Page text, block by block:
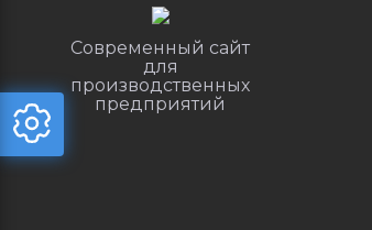
Современный сайт
для
производственных
предприятий